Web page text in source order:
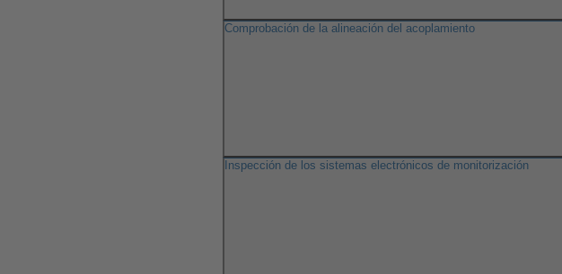
Comprobación de la alineación del acoplamiento
Inspección de los sistemas electrónicos de monitorización